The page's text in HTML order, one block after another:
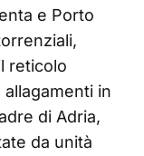
e Porto
reticolo
in
di Adria,
da unità